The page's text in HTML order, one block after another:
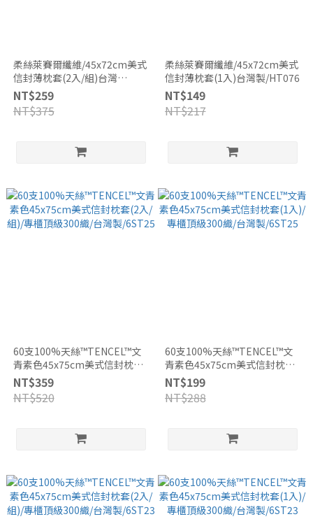
柔絲萊賽爾纖維/45x72cm美式
信封薄枕套(2入/組)台灣
製/HT076
NT$259
NT$375
柔絲萊賽爾纖維/45x72cm美式
信封薄枕套(1入)台灣製/HT076
NT$149
NT$217
60支100%天絲™TENCEL™文
青素色45x75cm美式信封枕套
(2入/組)/專櫃頂級300織/台灣
製/6ST25
NT$359
NT$520
60支100%天絲™TENCEL™文
青素色45x75cm美式信封枕套
(1入)/專櫃頂級300織/台灣
製/6ST25
NT$199
NT$288